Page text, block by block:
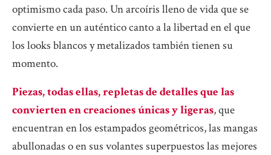
optimismo cada paso. Un arcoíris lleno de vida que se
convierte en un auténtico canto a la libertad en el que
los looks blancos y metalizados también tienen su
momento.
Piezas, todas ellas, repletas de detalles que las
convierten en creaciones únicas y ligeras, que
encuentran en los estampados geométricos, las mangas
abullonadas o en sus volantes superpuestos las mejores